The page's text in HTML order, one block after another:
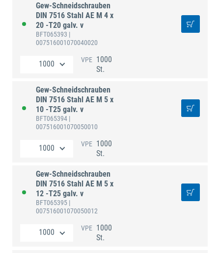
Gew-Schneidschrauben
DIN 7516 Stahl AE M 4 x
20 -T20 galv. v
BFT065393 |
007516001070040020
VPE 1000
St.
Gew-Schneidschrauben
DIN 7516 Stahl AE M 5 x
10 -T25 galv. v
BFT065394 |
007516001070050010
VPE 1000
St.
Gew-Schneidschrauben
DIN 7516 Stahl AE M 5 x
12 -T25 galv. v
BFT065395 |
007516001070050012
VPE 1000
St.